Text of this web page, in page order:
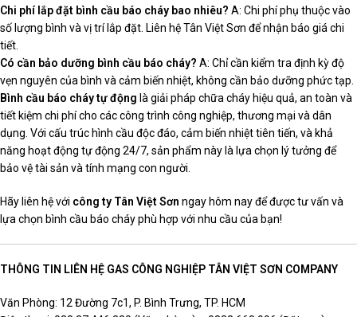
Chi phí lắp đặt bình cầu báo cháy bao nhiêu? A: Chi phí phụ thuộc vào
số lượng bình và vị trí lắp đặt. Liên hệ Tân Việt Sơn để nhận báo giá chi
tiết.
Có cần bảo dưỡng bình cầu báo cháy? A: Chỉ cần kiểm tra định kỳ độ
vẹn nguyên của bình và cảm biến nhiệt, không cần bảo dưỡng phức tạp.
Bình cầu báo cháy tự động là giải pháp chữa cháy hiệu quả, an toàn và
tiết kiệm chi phí cho các công trình công nghiệp, thương mại và dân
dụng. Với cấu trúc hình cầu độc đáo, cảm biến nhiệt tiên tiến, và khả
năng hoạt động tự động 24/7, sản phẩm này là lựa chọn lý tưởng để
bảo vệ tài sản và tính mạng con người.
Hãy liên hệ với công ty Tân Việt Sơn ngay hôm nay để được tư vấn và
lựa chọn bình cầu báo cháy phù hợp với nhu cầu của bạn!
THÔNG TIN LIÊN HỆ GAS CÔNG NGHIỆP TÂN VIỆT SƠN COMPANY
Văn Phòng: 12 Đường 7c1, P. Bình Trưng, TP. HCM